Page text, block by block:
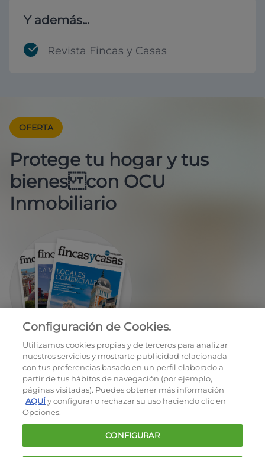
Y además...
Revista Fincas y Casas
OFERTA
Protege tu hogar y tus
bienes con OCU
Inmobiliario
EN REGALO LA REVISTA BIMESTRAL
OCU © 2026
Cookies
Configuración de Cookies.
Utilizamos cookies propias y de terceros para analizar
nuestros servicios y mostrarte publicidad relacionada
con tus preferencias basado en un perfil elaborado a
partir de tus hábitos de navegación (por ejemplo,
páginas visitadas). Puedes obtener más información
AQUÍy configurar o rechazar su uso haciendo clic en
Opciones.
CONFIGURAR